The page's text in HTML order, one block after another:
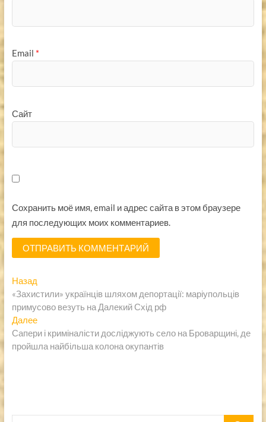
Email *
Сайт
Сохранить моё имя, email и адрес сайта в этом браузере
для последующих моих комментариев.
Навигация
по
записям
НазадПредыдущая
запись:
«Захистили» українців шляхом депортації: маріупольців
примусово везуть на Далекий Схід рф
ДалееСледующая
запись:
Сапери і криміналісти досліджують село на Броварщині, де
пройшла найбільша колона окупантів